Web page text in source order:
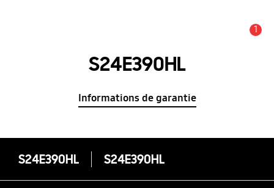
1
S24E390HL
Informations de garantie
S24E390HL S24E390HL